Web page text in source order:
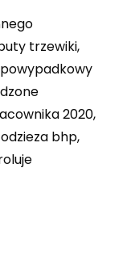
trzewiki,
2020,
bhp,